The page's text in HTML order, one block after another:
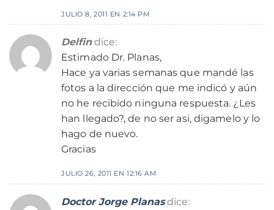
JULIO 8, 2011 EN 2:14 PM
Delfin dice:
Estimado Dr. Planas,
Hace ya varias semanas que mandé las
fotos a la dirección que me indicó y aún
no he recibido ninguna respuesta. ¿Les
han llegado?, de no ser asi, digamelo y lo
hago de nuevo.
Gracias
JULIO 26, 2011 EN 12:16 AM
Doctor Jorge Planas dice: